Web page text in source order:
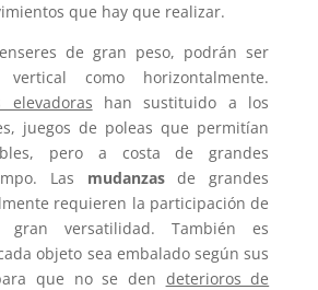
que hay que realizar.
de gran peso, podrán ser
como horizontalmente.
elevadoras han sustituido a los
juegos de poleas que permitían
pero a costa de grandes
Las mudanzas
de grandes
requieren la participación de
gran versatilidad. También es
objeto sea embalado según sus
que no se den deterioros de